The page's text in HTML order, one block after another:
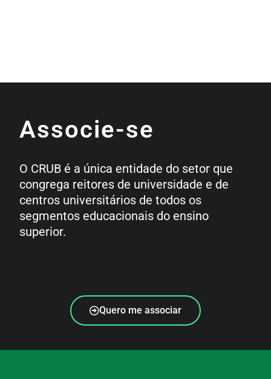
Associe-se
O CRUB é a única entidade do setor que
congrega reitores de universidade e de
centros universitários de todos os
segmentos educacionais do ensino
superior.
Quero me associar